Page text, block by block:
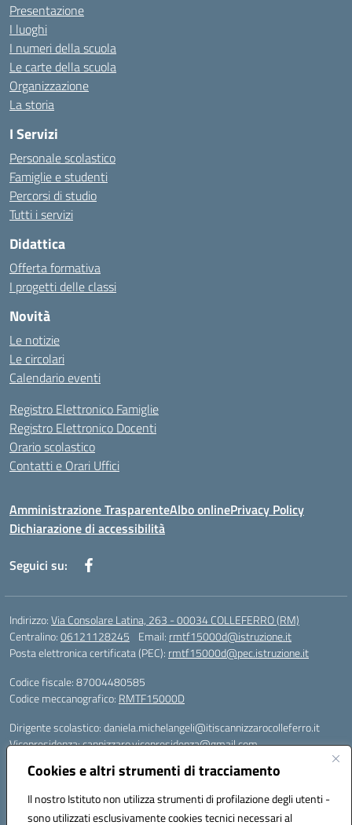
Cookies e altri strumenti di tracciamento
Il nostro Istituto non utilizza strumenti di profilazione degli utenti -
sono utilizzati esclusivamente cookies tecnici necessari al
Presentazione
I luoghi
I numeri della scuola
Le carte della scuola
Organizzazione
La storia
I Servizi
Personale scolastico
Famiglie e studenti
Percorsi di studio
Tutti i servizi
Didattica
Offerta formativa
I progetti delle classi
Novità
Le notizie
Le circolari
Calendario eventi
Registro Elettronico Famiglie
Registro Elettronico Docenti
Orario scolastico
Contatti e Orari Uffici
Amministrazione TrasparenteAlbo onlinePrivacy Policy
Dichiarazione di accessibilità
Seguici su:
Indirizzo:Via Consolare Latina, 263 - 00034 COLLEFERRO (RM)
Centralino:06121128245 Email: rmtf15000d@istruzione.it
Posta elettronica certificata (PEC): rmtf15000d@pec.istruzione.it
Codice fiscale: 87004480585
Codice meccanografico: RMTF15000D
Dirigente scolastico: daniela.michelangeli@itiscannizzarocolleferro.it
Vicepresidenza: cannizzaro.vicepresidenza@gmail.com
Supporto piattaforme DDI (creazione account e rigenerazione credenziali)